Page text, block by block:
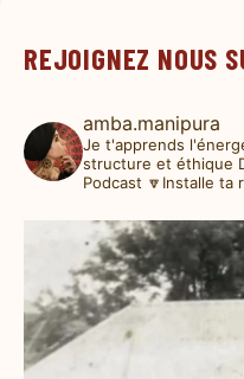
REJOIGNEZ NOUS
amba.manipura
Je t'apprends
structure et éthique
Podcast 🔽Installe ta